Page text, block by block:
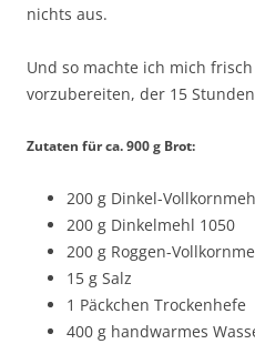
nichts aus.
Und so machte ich mich
vorzubereiten, der 15
Zutaten für ca. 900 g Brot:
200 g Dinkel-
200 g Dinkelmehl 1050
200 g Roggen-
15 g Salz
1 Päckchen Trockenhefe
400 g handwarmes